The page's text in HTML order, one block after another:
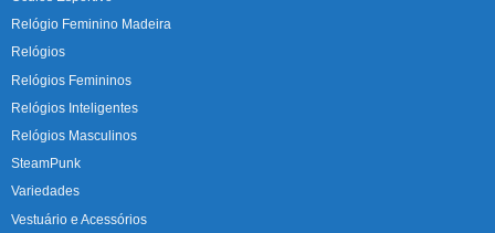
Relógio Feminino Madeira
Relógios
Relógios Femininos
Relógios Inteligentes
Relógios Masculinos
SteamPunk
Variedades
Vestuário e Acessórios